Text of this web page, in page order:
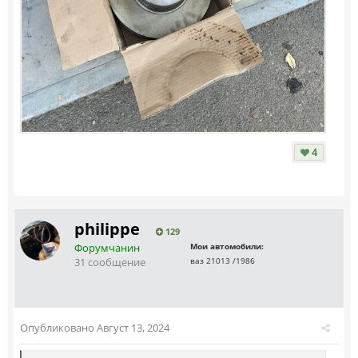
4
philippe 129
Форумчанин
31 сообщение
Мои автомобили:
ваз 21013 /1986
Опубликовано Август 13, 2024